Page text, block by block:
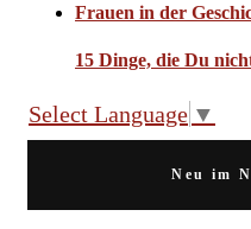
Frauen in der
15 Dinge, die Du
Select Language ▼
Neu im